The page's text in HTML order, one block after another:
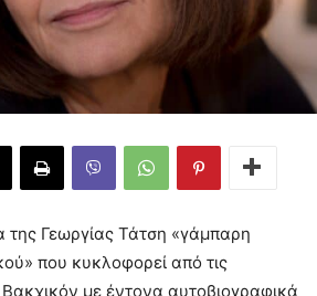
της Γεωργίας Τάτση «γάμπαρη
που κυκλοφορεί από τις
Βακχικόν με έντονα αυτοβιογραφικά